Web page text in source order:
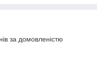
за домовленістю